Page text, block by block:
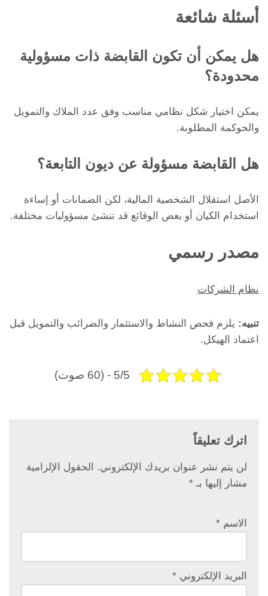
أسئلة شائعة
هل يمكن أن تكون القابضة ذات مسؤولية
محدودة؟
يمكن اختيار شكل نظامي مناسب وفق عدد الملاك والتمويل
والحوكمة المطلوبة.
هل القابضة مسؤولة عن ديون التابعة؟
الأصل استقلال الشخصية المالية، لكن الضمانات أو إساءة
استخدام الكيان أو بعض الوقائع قد تنشئ مسؤوليات مختلفة.
مصدر رسمي
نظام الشركات
تنبيه: يلزم فحص النشاط والاستثمار والضرائب والتمويل قبل
اعتماد الهيكل.
5/5 - (60 صوت)
اترك تعليقاً
لن يتم نشر عنوان بريدك الإلكتروني.
الحقول الإلزامية
مشار إليها بـ *
الاسم *
البريد الإلكتروني *